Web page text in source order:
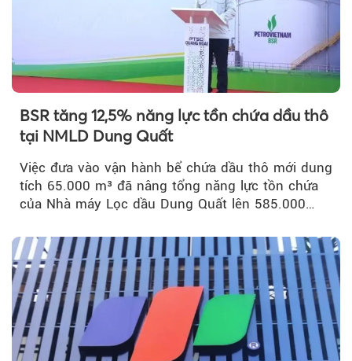
BSR tăng 12,5% năng lực tồn chứa dầu thô
tại NMLD Dung Quất
Việc đưa vào vận hành bể chứa dầu thô mới dung
tích 65.000 m³ đã nâng tổng năng lực tồn chứa
của Nhà máy Lọc dầu Dung Quất lên 585.000